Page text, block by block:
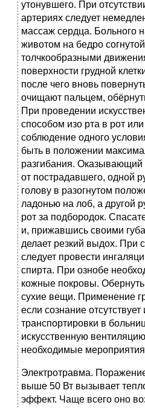
утонувшего. При
артериях следует
массаж сердца. Больного
животом на бедро
толчкообразными
поверхности грудной
после чего вновь
очищают пальцем,
При проведении
способом изо рта в рот
соблюдение одного
быть в положении
разгибания.
от пострадавшего, одной
голову в разогнутом
ладонью на лоб, а другой
рот за подбородок.
и, прижавшись своими
делает резкий выдох. При
следует провести
спирта. При ознобе
кожные покровы.
сухие вещи. Применение
если сознание
транспортировки в
искусственную
необходимые
Электротравма.
выше 50 Вт вызывает
эффект. Чаще всего оно